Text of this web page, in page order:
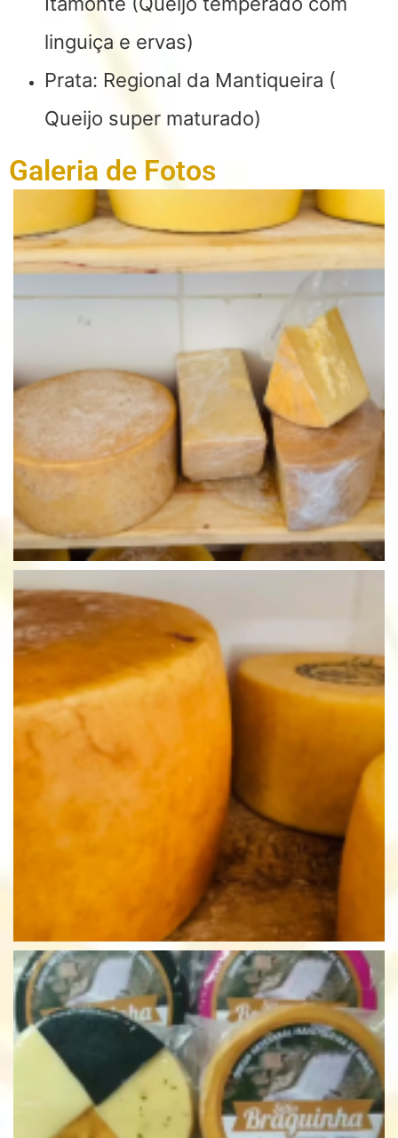
linguiça e ervas)
Prata: Regional da Mantiqueira (
Queijo super maturado)
Galeria de Fotos